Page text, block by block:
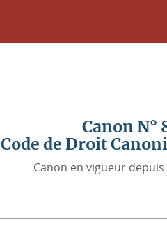
Canon N°
Code de Droit
Canon en vigueur